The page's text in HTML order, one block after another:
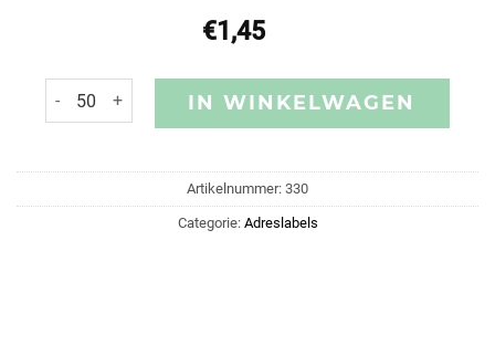
€1,45
IN WINKELWAGEN
Artikelnummer: 330
Categorie: Adreslabels